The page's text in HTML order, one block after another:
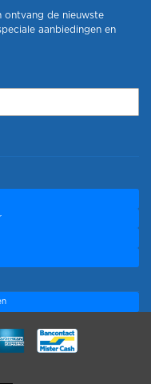
ontvang de nieuwste
aanbiedingen en